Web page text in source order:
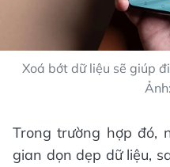
Xoá bớt dữ liệu sẽ giúp
Trong trường hợp đó,
gian dọn dẹp dữ liệu,